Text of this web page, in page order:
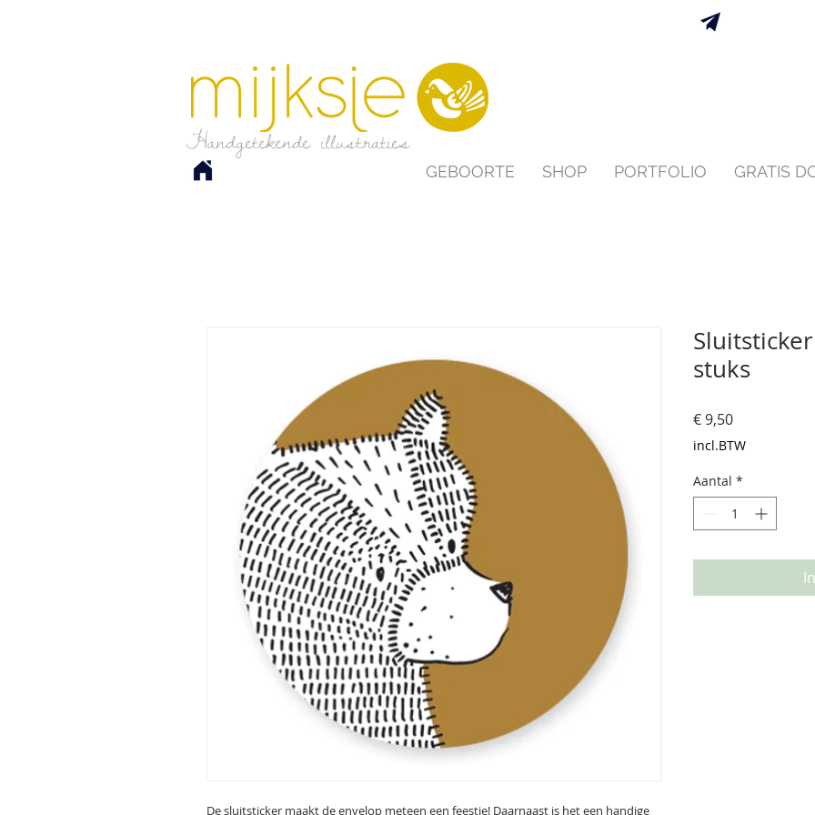
Handgetekende illustraties
GEBOORTE SHOP PORTFOLIO GRATIS
De sluitsticker maakt de envelop meteen een feestje! Daarnaast is het een handige
stuks
€ 9,50Prijs
incl.BTW
Aantal *